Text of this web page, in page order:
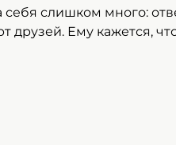
слишком много:
Ему кажется,